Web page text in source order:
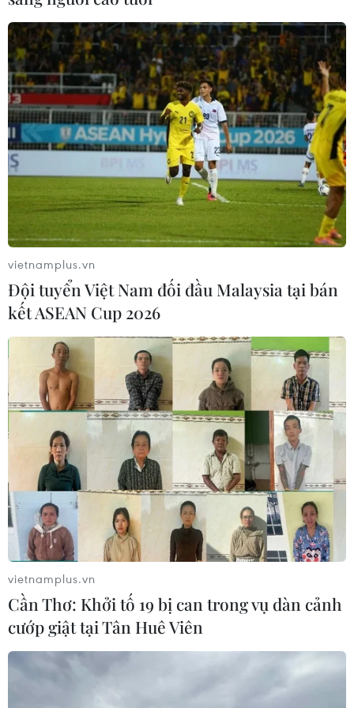
Tuần tra song phương tuyến biên giới Việt
Nam-Trung Quốc
30/03/2024 10:05
Hoạt động tuần tra nhằm tăng cường mối quan hệ hợp
tác về quản lý, bảo vệ biên giới giữa Bộ Chỉ huy Bộ đội
Biên phòng tỉnh Điện Biên, Việt Nam với Bộ đội Biên
phòng khu vực Mông Tự, Trung Quốc.
vietnamplus.vn
Đội tuyển Việt Nam đối đầu Malaysia tại bán
kết ASEAN Cup 2026
vietnamplus.vn
Cần Thơ: Khởi tố 19 bị can trong vụ dàn cảnh
cướp giật tại Tân Huê Viên